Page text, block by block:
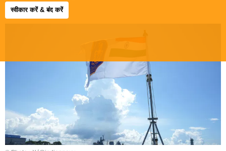
स्वीकार करें & बंद करें
15:39 04.06.2026